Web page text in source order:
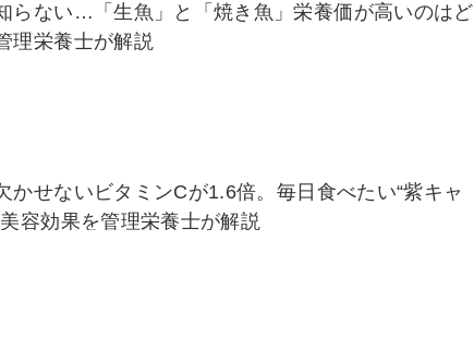
らない…「生魚」と「焼き魚」栄養価が高いのはど
理栄養士が解説
かせないビタミンCが1.6倍。毎日食べたい“紫キャ
容効果を管理栄養士が解説